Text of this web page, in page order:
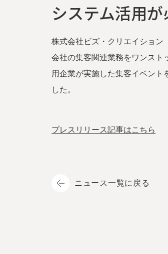
システム活用
株式会社ビズ・クリエイション
会社の集客関連業務をワンス
用企業が実施した集客イベント
した。
プレスリリース記事はこちら
ニュース一覧に戻る